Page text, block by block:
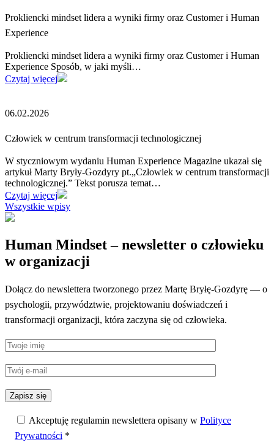
Prokliencki mindset lidera a wyniki firmy oraz Customer i Human
Experience
Prokliencki mindset lidera a wyniki firmy oraz Customer i Human
Experience Sposób, w jaki myśli…
Czytaj więcej
06.02.2026
Człowiek w centrum transformacji technologicznej
W styczniowym wydaniu Human Experience Magazine ukazał się
artykuł Marty Bryły-Gozdyry pt.„Człowiek w centrum transformacji
technologicznej.” Tekst porusza temat…
Czytaj więcej
Wszystkie wpisy
Human Mindset – newsletter o człowieku
w organizacji
Dołącz do newslettera tworzonego przez Martę Bryłę-Gozdyrę — o
psychologii, przywództwie, projektowaniu doświadczeń i
transformacji organizacji, która zaczyna się od człowieka.
Akceptuję regulamin newslettera opisany w Polityce
Prywatności *